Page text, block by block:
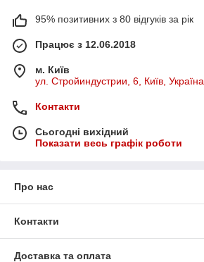
95% позитивних з 80 відгуків за рік
Працює з 12.06.2018
м. Київ
ул. Стройиндустрии, 6, Київ, Україна
Контакти
Сьогодні вихідний
Показати весь графік роботи
Про нас
Контакти
Доставка та оплата